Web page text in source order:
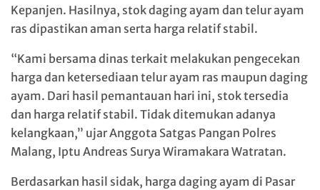
Kepanjen. Hasilnya, stok daging ayam dan telur ayam
ras dipastikan aman serta harga relatif stabil.
“Kami bersama dinas terkait melakukan pengecekan
harga dan ketersediaan telur ayam ras maupun daging
ayam. Dari hasil pemantauan hari ini, stok tersedia
dan harga relatif stabil. Tidak ditemukan adanya
kelangkaan,” ujar Anggota Satgas Pangan Polres
Malang, Iptu Andreas Surya Wiramakara Watratan.
Berdasarkan hasil sidak, harga daging ayam di Pasar